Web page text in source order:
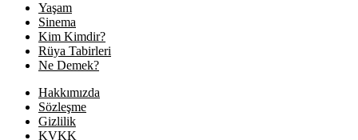
Yaşam
Sinema
Kim Kimdir?
Rüya Tabirleri
Ne Demek?
Hakkımızda
Sözleşme
Gizlilik
KVKK